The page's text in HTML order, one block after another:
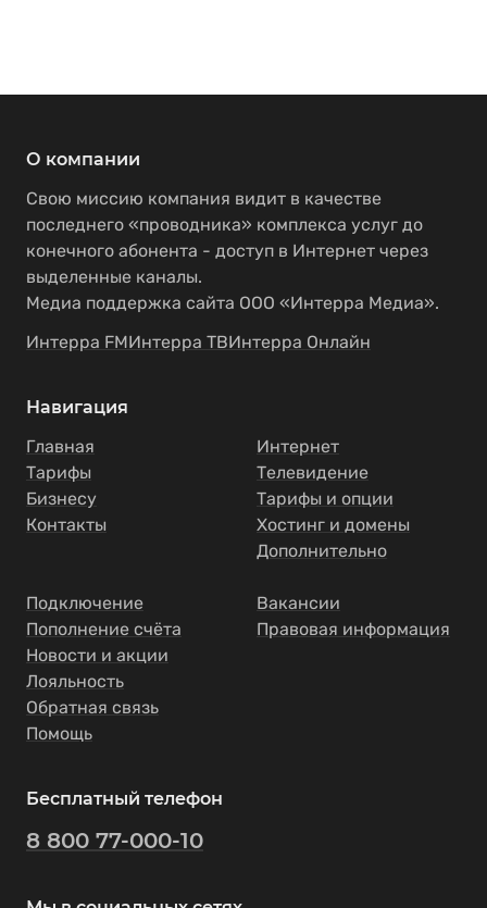
О компании
Свою миссию компания видит в качестве
последнего «проводника» комплекса услуг до
конечного абонента - доступ в Интернет через
выделенные каналы.
Медиа поддержка сайта ООО «Интерра Медиа».
Интерра FMИнтерра ТВИнтерра Онлайн
Навигация
Главная
Тарифы
Бизнесу
Контакты
Интернет
Телевидение
Тарифы и опции
Хостинг и домены
Дополнительно
Подключение
Пополнение счёта
Новости и акции
Лояльность
Обратная связь
Помощь
Вакансии
Правовая информация
Бесплатный телефон
8 800 77-000-10